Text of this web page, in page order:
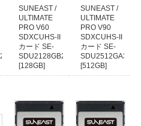
ビスをご利用いただいた場合、決済確
に関しましては、従来通り決済をカー
。
お時間がかかりますので予めご了承く
ついて
50万円以上の代金引換のご注文に関し
SUNEAST /
ULTIMATE
PRO V60
SDXCUHS-II
カード SE-
SDU2128GB280
[128GB]
SUNEAST /
ULTIMATE
PRO V90
SDXCUHS-II
カード SE-
SDU2512GA300
[512GB]